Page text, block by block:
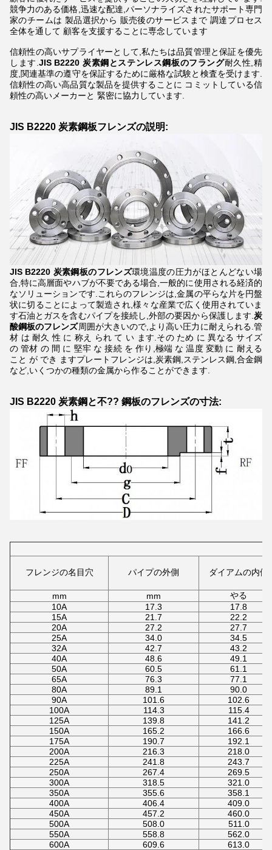
競争力のある価格,迅速な配達,パーソナライズされたサポート専門
家のチームは 製品選択から 販売後のサービスまで 調達プロセス
全体を通して 顧客を支援することに専念しています
信頼性の高いサプライヤーとして,私たちは品質管理と保証を優先
します. JIS B2220 炭素鋼とステンレス鋼板のフラング耐久性,精
度,関連基準の遵守を保証するために厳格な試験と検査を受けます.
信頼性の高い高品質な製品を提供することに コミットしている信
頼性の高いメーカーと 緊密に協力しています.
JIS B2220 炭素鋼板フレンズの説明:
JIS B2220 炭素鋼板のフレンズ環境温度の圧力がほとんどない場
合,特に高層面やハブが不要である場合,一般的に使用される経済的
なソリューションです.これらのフレンジは,金属の平らな片を円盤
状に切ることによって製造され,様々な産業で広く使用されていま
す石油とガスを含むパイプを接続し,外部の要因から保護します. 炭
酸鋼板のフレンズ周囲が大きいので,より高い圧力に耐えられる.管
材 は 耐久 性 に 称え られ て い ます.その ため に 異なる サイズ
の 管材 の 間 に 堅牢 な 接続 を 作り,極端 な 温度 変動 に 耐える
こと が でき ますプレートフレンジは,炭素鋼,ステンレス鋼,合金鋼
など,いくつかの種類の金属から作ることができます.
JIS B2220 炭素鋼と不?? 鋼板のフレンズの寸法:
フレンジの名目穴 パイプの外側 ダイアムの内側
mm mm
やる
10A
17.3
17.8
15A
21.7
22.2
20A
27.2
27.7
25A
34.0
34.5
32A
42.7
43.2
40A
48.6
49.1
50A
60.5
61.1
65A
76.3
77.1
80A
89.1
90.0
90A
101.6
102.6
100A
114.3
115.4
125A
139.8
141.2
150A
165.2
166.6
175A
190.7
192.1
200A
216.3
218.0
225A
241.8
243.7
250A
267.4
269.5
300A
318.5
321.0
350A
355.6
358.1
400A
406.4
409.0
450A
457.2
460.0
500A
508.0
511.0
550A
558.8
562.0
600A
609.6
613.0